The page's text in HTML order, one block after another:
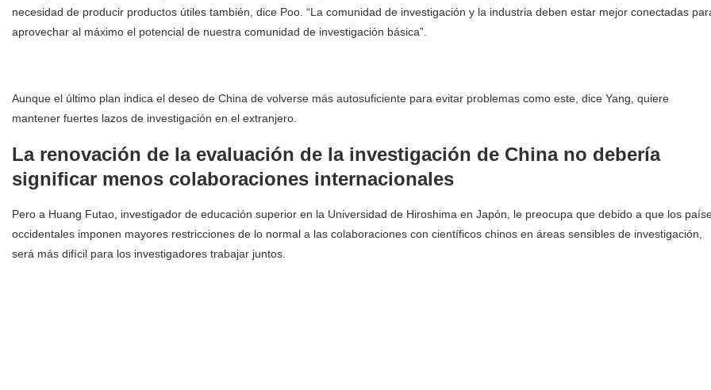
necesidad de producir productos útiles también, dice Poo. “La comunidad de investigación y la industria deben estar mejor conectadas
aprovechar al máximo el potencial de nuestra comunidad de investigación básica”.
Aunque el último plan indica el deseo de China de volverse más autosuficiente para evitar problemas como este, dice Yang, quiere
mantener fuertes lazos de investigación en el extranjero.
La renovación de la evaluación de la investigación de China no debería
significar menos colaboraciones internacionales
Pero a Huang Futao, investigador de educación superior en la Universidad de Hiroshima en Japón, le preocupa que debido a que los
occidentales imponen mayores restricciones de lo normal a las colaboraciones con científicos chinos en áreas sensibles de investigación,
será más difícil para los investigadores trabajar juntos.